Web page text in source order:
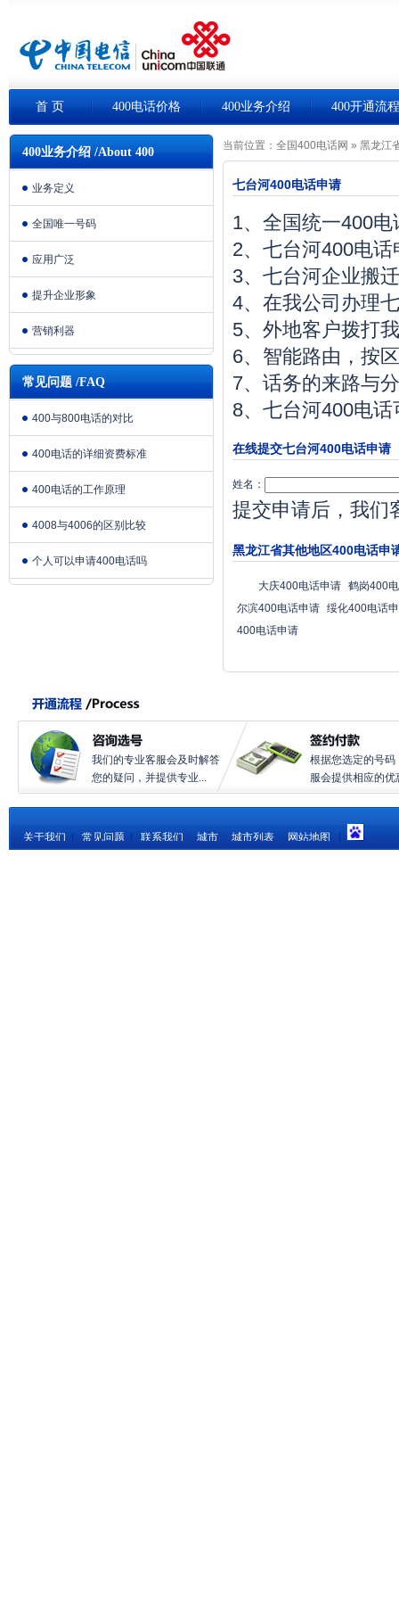
首 页 400电话价格 400业务介绍 400开通流程
400业务介绍 /About 400
业务定义
全国唯一号码
应用广泛
提升企业形象
营销利器
常见问题 /FAQ
400与800电话的对比
400电话的详细资费标准
400电话的工作原理
4008与4006的区别比较
个人可以申请400电话吗
当前位置： 全国400电话网 » 黑龙江
七台河400电话申请
1、全国统一400
2、七台河400电
3、七台河企业搬
4、在我公司办理
5、外地客户拨打
6、智能路由，按
7、话务的来路与
8、七台河400电
在线提交七台河400电话申请
姓名：
提交申请后，我们
黑龙江省其他地区400电话申
大庆400电话申请 鹤岗400
尔滨400电话申请 绥化400电话
400电话申请
我们的专业客服会及时解答
您的疑问，并提供专业...
根据您选定的号码
服会提供相应的优
关于我们 常见问题 联系我们 城市 城市列表 网站地图